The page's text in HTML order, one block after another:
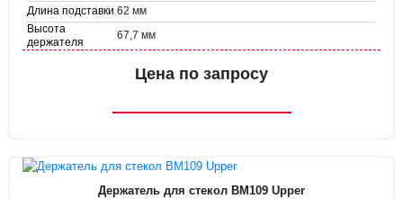
Длина подставки 62 мм
Высота
держателя
67,7 мм
Цена по запросу
Держатель для стекол BM109 Upper